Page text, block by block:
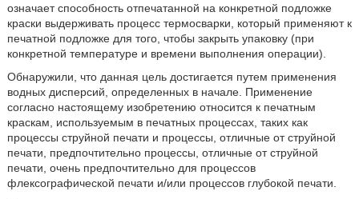
означает способность отпечатанной на конкретной подложке
краски выдерживать процесс термосварки, который применяют к
печатной подложке для того, чтобы закрыть упаковку (при
конкретной температуре и времени выполнения операции).
Обнаружили, что данная цель достигается путем применения
водных дисперсий, определенных в начале. Применение
согласно настоящему изобретению относится к печатным
краскам, используемым в печатных процессах, таких как
процессы струйной печати и процессы, отличные от струйной
печати, предпочтительно процессы, отличные от струйной
печати, очень предпочтительно для процессов
флексографической печати и/или процессов глубокой печати.